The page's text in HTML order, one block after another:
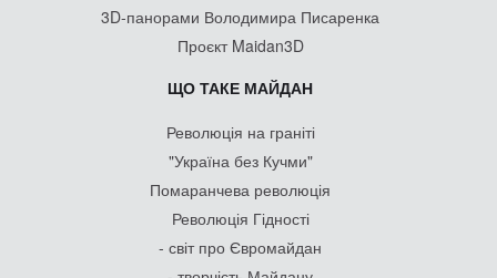
3D-панорами Володимира Писаренка
Проєкт Maidan3D
ЩО ТАКЕ МАЙДАН
Революція на граніті
"Україна без Кучми"
Помаранчева революція
Революція Гідності
- світ про Євромайдан